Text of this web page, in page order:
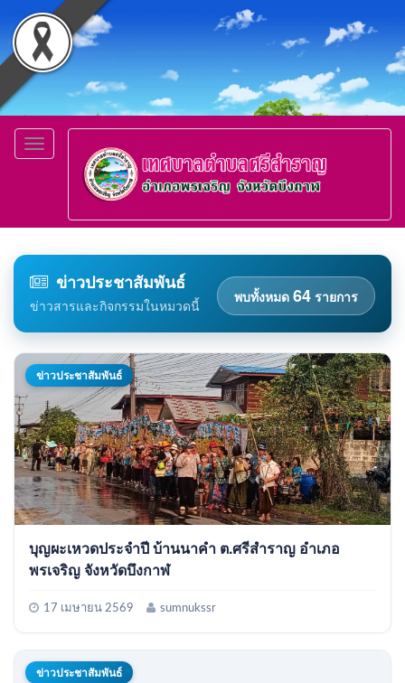
Toggle
navigation
ข่าวประชาสัมพันธ์
ข่าวสารและกิจกรรมในหมวดนี้
พบทั้งหมด 64 รายการ
ข่าวประชาสัมพันธ์
บุญผะเหวดประจำปี บ้านนาคำ ต.ศรีสำราญ อำเภอ
พรเจริญ จังหวัดบึงกาฬ
17 เมษายน 2569 sumnukssr
ข่าวประชาสัมพันธ์